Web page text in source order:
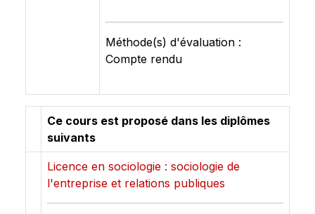
Méthode(s) d'évaluation :
Compte rendu
Ce cours est proposé dans les diplômes
suivants
Licence en sociologie : sociologie de
l'entreprise et relations publiques